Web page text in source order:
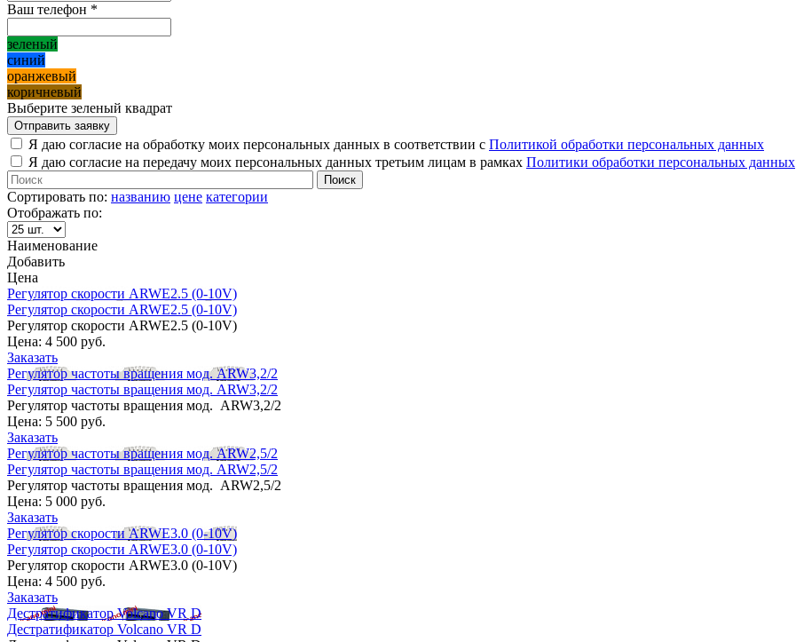
Ваш телефон *
зеленый
синий
оранжевый
коричневый
Выберите зеленый квадрат
Я даю согласие на обработку моих персональных данных в соответствии с Политикой обработки персональных данных
Я даю согласие на передачу моих персональных данных третьим лицам в рамках Политики обработки персональных данных
Сортировать по: названию цене категории
Отображать по:
Наименование
Добавить
Цена
Регулятор скорости ARWE2.5 (0-10V)
Регулятор скорости ARWE2.5 (0-10V)
Регулятор скорости ARWE2.5 (0-10V)
Цена: 4 500 руб.
Заказать
Регулятор частоты вращения мод. ARW3,2/2
Регулятор частоты вращения мод. ARW3,2/2
Регулятор частоты вращения мод. ARW3,2/2
Цена: 5 500 руб.
Заказать
Регулятор частоты вращения мод. ARW2,5/2
Регулятор частоты вращения мод. ARW2,5/2
Регулятор частоты вращения мод. ARW2,5/2
Цена: 5 000 руб.
Заказать
Регулятор скорости ARWE3.0 (0-10V)
Регулятор скорости ARWE3.0 (0-10V)
Регулятор скорости ARWE3.0 (0-10V)
Цена: 4 500 руб.
Заказать
Дестратификатор Volcano VR D
Дестратификатор Volcano VR D